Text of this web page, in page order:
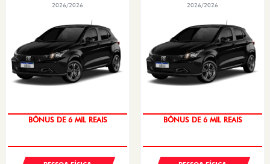
2026/2026
BÔNUS DE 6 MIL REAIS
2026/2026
BÔNUS DE 6 MIL REAIS